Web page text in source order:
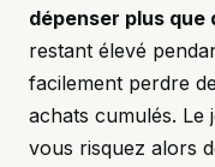
dépenser plus que
restant élevé
facilement perdre
achats cumulés. Le
vous risquez alors